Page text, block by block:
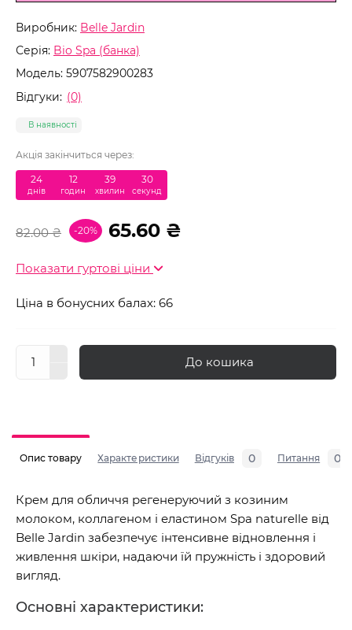
Виробник: Belle Jardin
Серія: Bio Spa (банка)
Модель: 5907582900283
Відгуки: (0)
В наявності
Акція закінчиться через:
24
днів
12
годин
39
хвилин
29
секунд
82.00 ₴ -20% 65.60 ₴
Показати гуртові ціни
Ціна в бонусних балах: 66
До кошика
Опис товару Характеристики Відгуків 0 Питання 0
Крем для обличчя регенеруючий з козиним
молоком, коллагеном і еластином Spa naturelle від
Belle Jardin забезпечує інтенсивне відновлення і
живлення шкіри, надаючи їй пружність і здоровий
вигляд.
Основні характеристики: